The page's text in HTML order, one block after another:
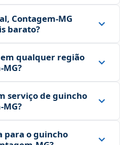
Contagem‑MG
barato?
qualquer região
serviço de guincho
para o guincho